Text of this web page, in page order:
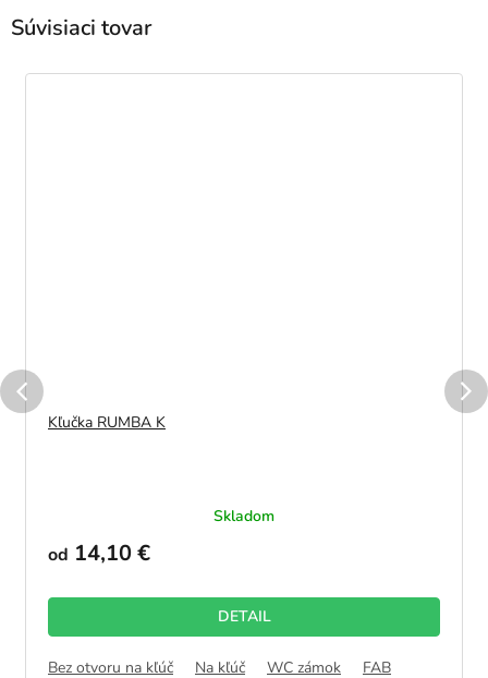
Súvisiaci tovar
Kľučka RUMBA K
Skladom
od 14,10 €
DETAIL
Bez otvoru na kľúč Na kľúč WC zámok FAB